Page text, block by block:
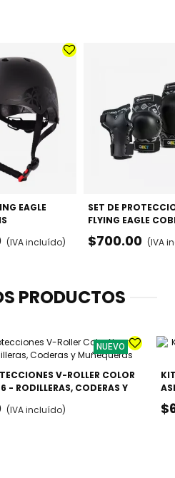
EAGLE
(IVA incluído)
SET DE
FLYING EAGLE
COMPLETO
CODOS Y
$700.00 (IVA
PRODUCTOS
NUEVO
V-ROLLER COLOR
- RODILLERAS, CODERAS Y
(IVA incluído)